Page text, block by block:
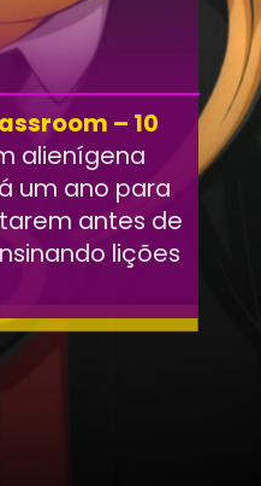
– 10
alienígena
um ano para
antes de
lições